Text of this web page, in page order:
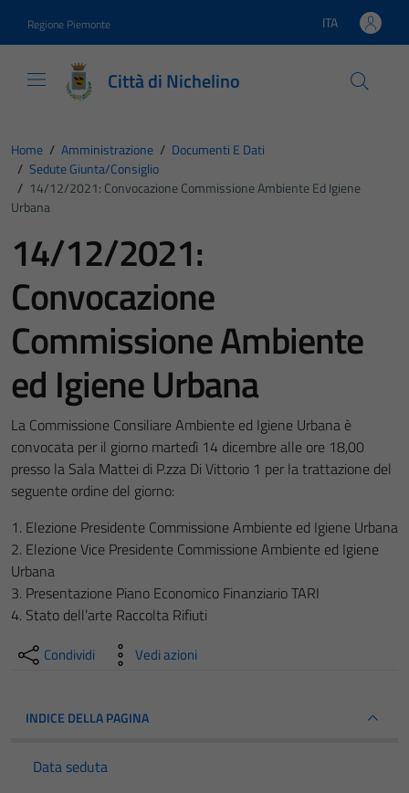
Regione Piemonte Lingua attiva:
ITA
Città di Nichelino
Home / Amministrazione / Documenti E Dati
/ Sedute Giunta/consiglio
/ 14/12/2021: Convocazione Commissione Ambiente Ed Igiene
Urbana
14/12/2021:
Convocazione
Commissione Ambiente
ed Igiene Urbana
La Commissione Consiliare Ambiente ed Igiene Urbana è
convocata per il giorno martedì 14 dicembre alle ore 18,00
presso la Sala Mattei di P.zza Di Vittorio 1 per la trattazione del
seguente ordine del giorno:
1. Elezione Presidente Commissione Ambiente ed Igiene Urbana
2. Elezione Vice Presidente Commissione Ambiente ed Igiene
Urbana
3. Presentazione Piano Economico Finanziario TARI
4. Stato dell’arte Raccolta Rifiuti
Condividi Vedi azioni
INDICE DELLA PAGINA
Data seduta